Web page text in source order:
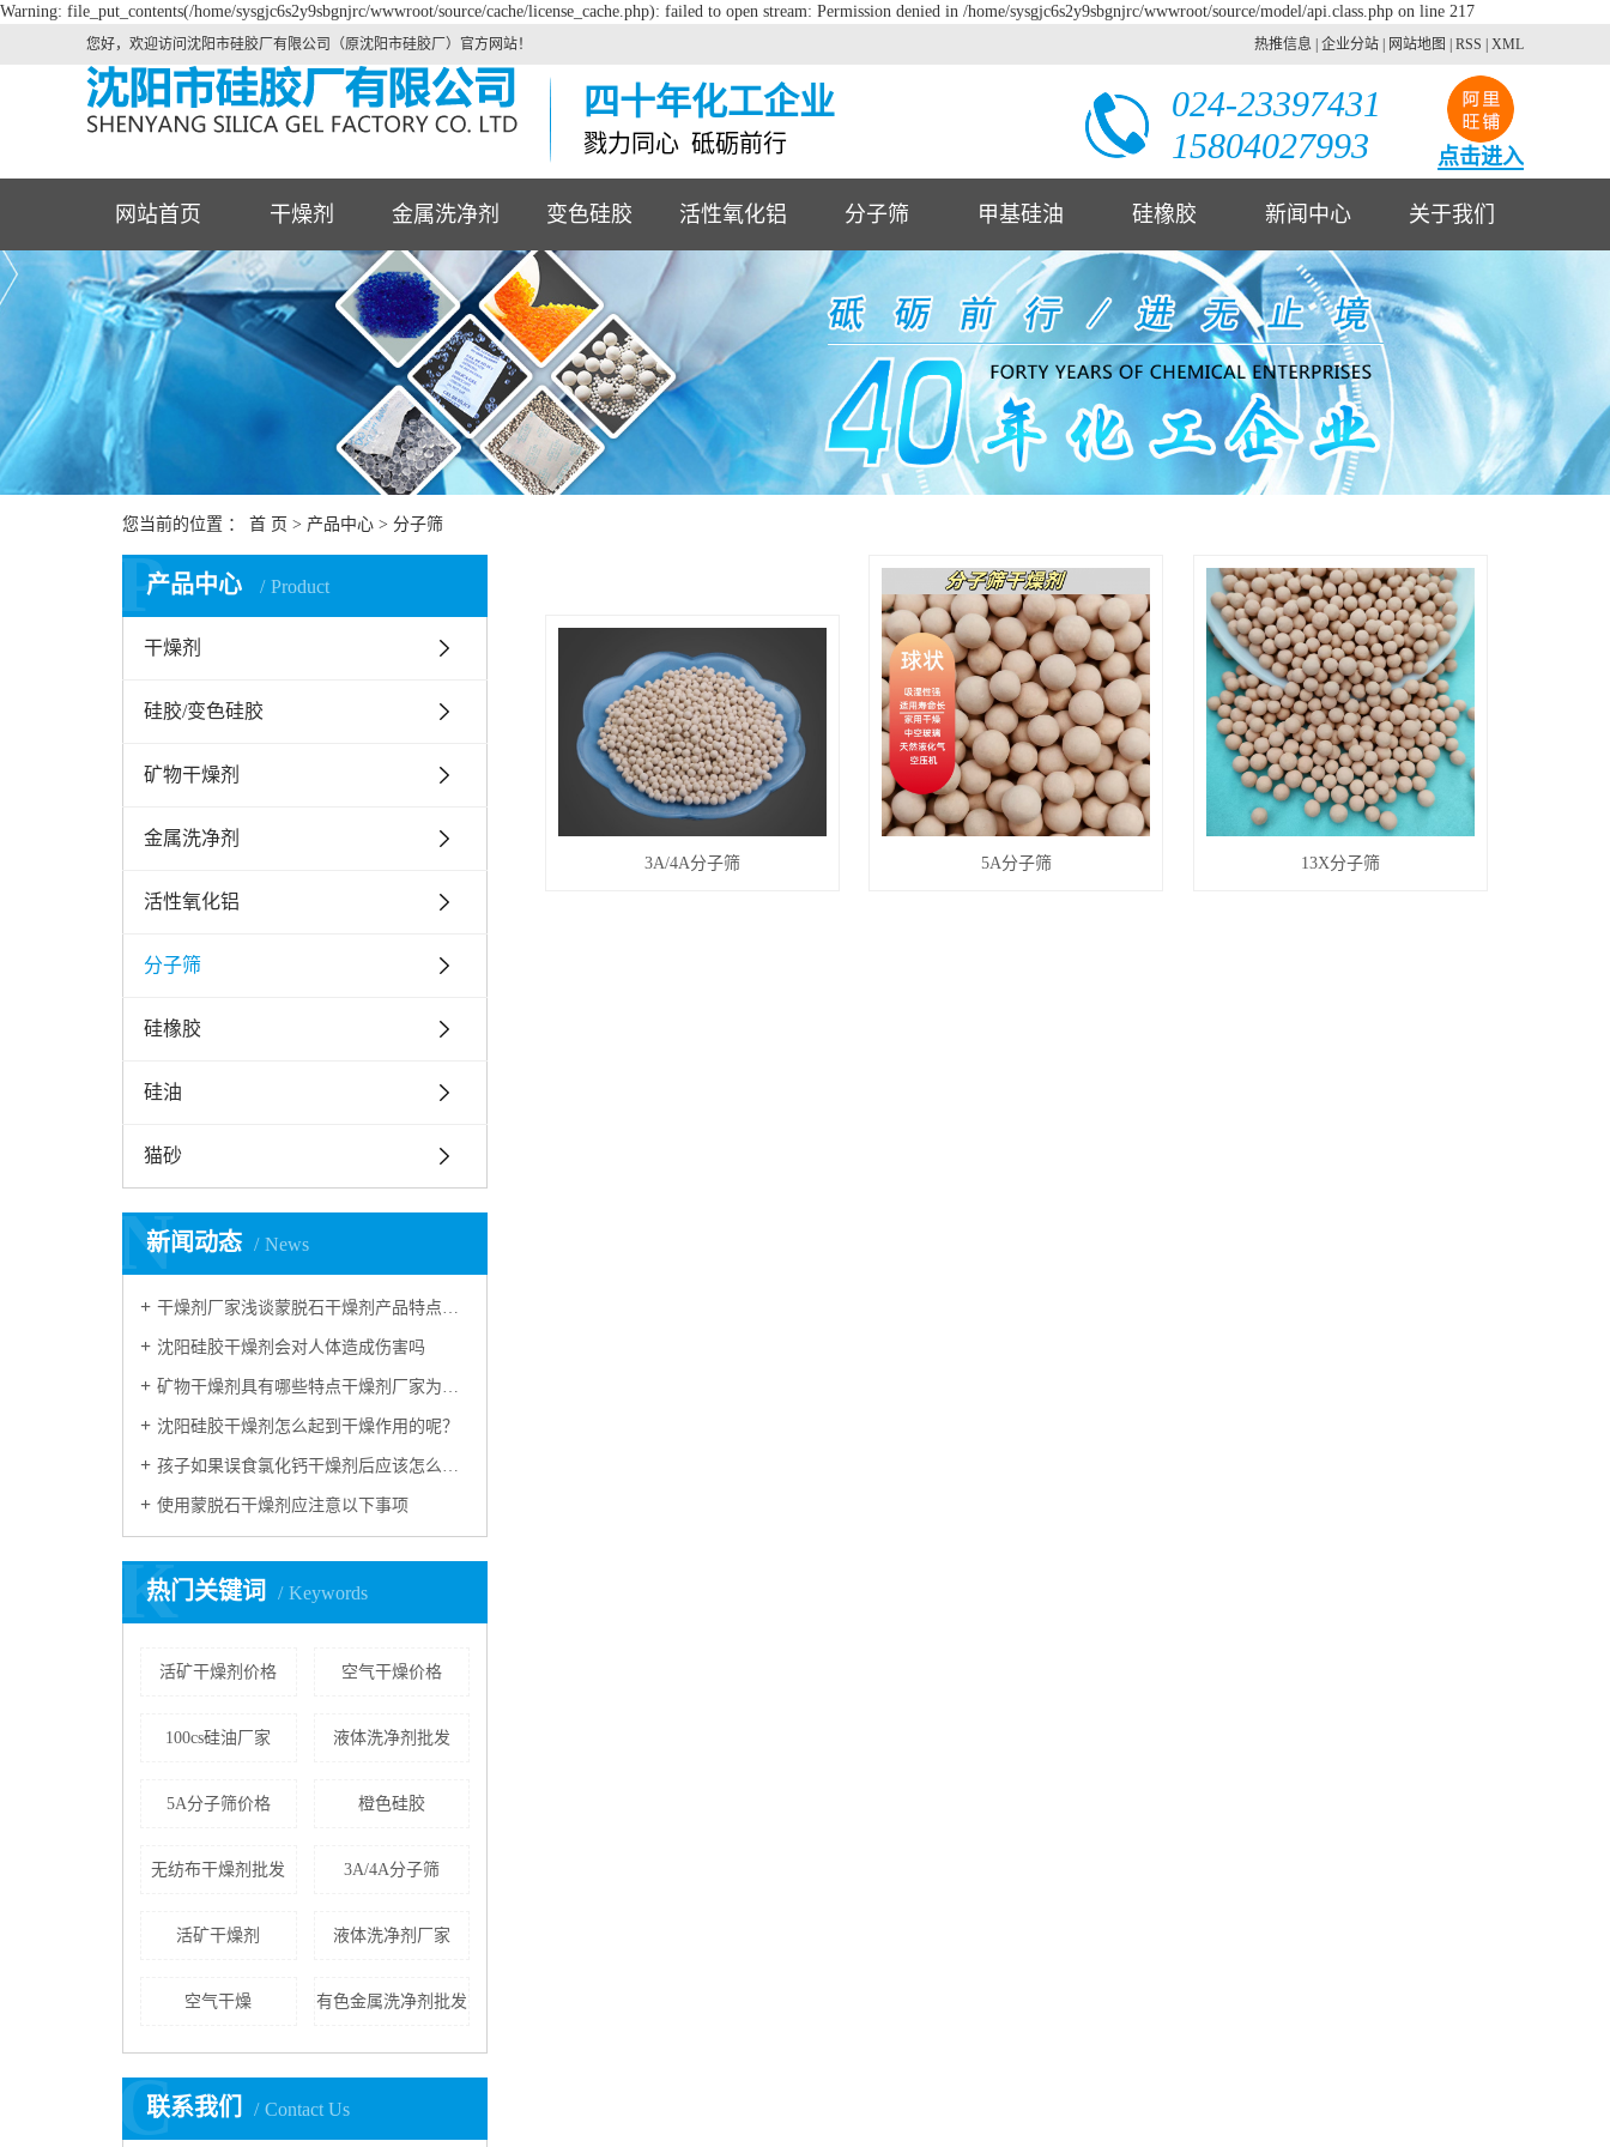
Warning: file_put_contents(/home/sysgjc6s2y9sbgnjrc/wwwroot/source/cache/license_cache.php): failed to open stream: Permission denied in /home/sysgjc6s2y9sbgnjrc/wwwroot/source/model/api.class.php on line 217
您好，欢迎访问沈阳市硅胶厂有限公司（原沈阳市硅胶厂）官方网站！ 热推信息 企业分站 网站地图 RSS XML
四十年化工企业
戮力同心 砥砺前行 点击进入
024-23397431
15804027993
网站首页 干燥剂 金属洗净剂 变色硅胶 活性氧化铝 分子筛 甲基硅油 硅橡胶 新闻中心 关于我们
您当前的位置 ： 首 页 > 产品中心 > 分子筛
产品中心 Product
P
干燥剂
硅胶/变色硅胶
矿物干燥剂
金属洗净剂
活性氧化铝
分子筛
硅橡胶
硅油
猫砂
新闻动态 News
N
干燥剂厂家浅谈蒙脱石干燥剂产品特点和应用领域
沈阳硅胶干燥剂会对人体造成伤害吗
矿物干燥剂具有哪些特点干燥剂厂家为您解读
沈阳硅胶干燥剂怎么起到干燥作用的呢？
孩子如果误食氯化钙干燥剂后应该怎么进行急救？
使用蒙脱石干燥剂应注意以下事项
热门关键词 Keywords
K
活矿干燥剂价格 空气干燥价格
100cs硅油厂家 液体洗净剂批发
5A分子筛价格 橙色硅胶
无纺布干燥剂批发 3A/4A分子筛
活矿干燥剂 液体洗净剂厂家
空气干燥 有色金属洗净剂批发
联系我们 Contact Us
C
3A/4A分子筛 5A分子筛 13X分子筛